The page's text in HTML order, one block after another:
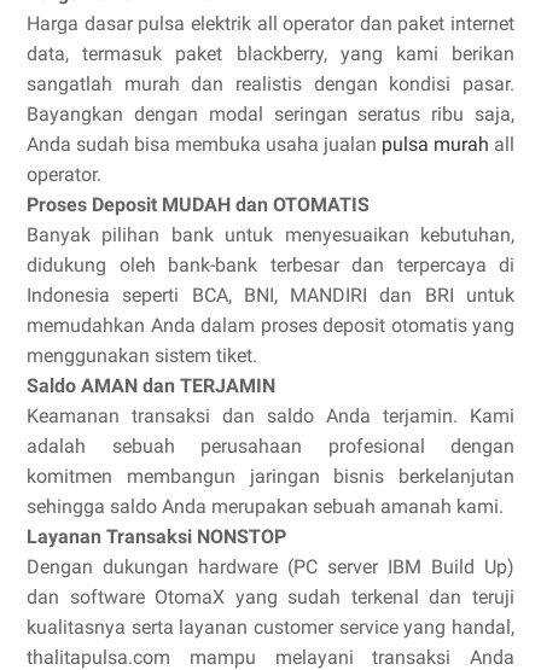
Harga dasar pulsa elektrik all operator dan paket internet
data, termasuk paket blackberry, yang kami berikan
sangatlah murah dan realistis dengan kondisi pasar.
Bayangkan dengan modal seringan seratus ribu saja,
Anda sudah bisa membuka usaha jualan pulsa murah all
operator.
Proses Deposit MUDAH dan OTOMATIS
Banyak pilihan bank untuk menyesuaikan kebutuhan,
didukung oleh bank-bank terbesar dan terpercaya di
Indonesia seperti BCA, BNI, MANDIRI dan BRI untuk
memudahkan Anda dalam proses deposit otomatis yang
menggunakan sistem tiket.
Saldo AMAN dan TERJAMIN
Keamanan transaksi dan saldo Anda terjamin. Kami
adalah sebuah perusahaan profesional dengan
komitmen membangun jaringan bisnis berkelanjutan
sehingga saldo Anda merupakan sebuah amanah kami.
Layanan Transaksi NONSTOP
Dengan dukungan hardware (PC server IBM Build Up)
dan software OtomaX yang sudah terkenal dan teruji
kualitasnya serta layanan customer service yang handal,
thalitapulsa.com mampu melayani transaksi Anda